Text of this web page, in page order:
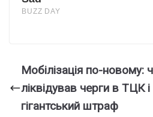
Мобілізація по-новому:
ліквідував черги в ТЦК
гігантський штраф